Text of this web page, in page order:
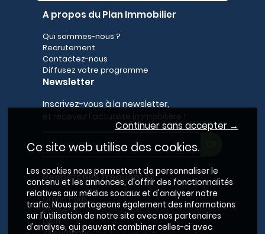
A propos du Plan Immobilier
Qui sommes-nous ?
Recrutement
Contactez-nous
Diffusez votre programme
Newsletter
Inscrivez-vous à la newsletter,
Recherches fréquentes
Grand Paris
Rhône
Lyon
Continuer sans accepter →
Ce site web utilise des cookies.
Les cookies nous permettent de personnaliser le
contenu et les annonces, d'offrir des fonctionnalités
relatives aux médias sociaux et d'analyser notre
trafic. Nous partageons également des informations
sur l'utilisation de notre site avec nos partenaires
d'analyse, qui peuvent combiner celles-ci avec